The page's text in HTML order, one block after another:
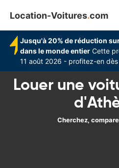
Location-Voitures.com
Jusqu'à 20% de réduction
dans le monde entier Cette
11 août 2026 - profitez-en
Louer une
Cherchez,